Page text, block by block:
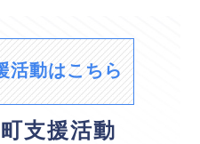
活動はこちら
支援活動